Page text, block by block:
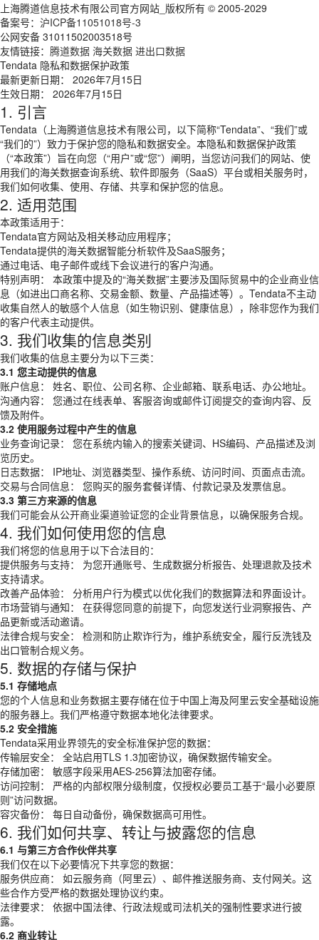
上海腾道信息技术有限公司官方网站_版权所有 © 2005-2029
备案号： 沪ICP备11051018号-3
公网安备 31011502003518号
友情链接： 腾道数据 海关数据 进出口数据
Tendata 隐私和数据保护政策
最新更新日期： 2026年7月15日
生效日期： 2026年7月15日
1. 引言
Tendata（上海腾道信息技术有限公司，以下简称“Tendata”、“我们”或
“我们的”）致力于保护您的隐私和数据安全。本隐私和数据保护政策
（“本政策”）旨在向您（“用户”或“您”）阐明，当您访问我们的网站、使
用我们的海关数据查询系统、软件即服务（SaaS）平台或相关服务时，
我们如何收集、使用、存储、共享和保护您的信息。
2. 适用范围
本政策适用于：
Tendata官方网站及相关移动应用程序；
Tendata提供的海关数据智能分析软件及SaaS服务；
通过电话、电子邮件或线下会议进行的客户沟通。
特别声明： 本政策中提及的“海关数据”主要涉及国际贸易中的企业商业信
息（如进出口商名称、交易金额、数量、产品描述等）。Tendata不主动
收集自然人的敏感个人信息（如生物识别、健康信息），除非您作为我们
的客户代表主动提供。
3. 我们收集的信息类别
我们收集的信息主要分为以下三类：
3.1 您主动提供的信息
账户信息： 姓名、职位、公司名称、企业邮箱、联系电话、办公地址。
沟通内容： 您通过在线表单、客服咨询或邮件订阅提交的查询内容、反
馈及附件。
3.2 使用服务过程中产生的信息
业务查询记录： 您在系统内输入的搜索关键词、HS编码、产品描述及浏
览历史。
日志数据： IP地址、浏览器类型、操作系统、访问时间、页面点击流。
交易与合同信息： 您购买的服务套餐详情、付款记录及发票信息。
3.3 第三方来源的信息
我们可能会从公开商业渠道验证您的企业背景信息，以确保服务合规。
4. 我们如何使用您的信息
我们将您的信息用于以下合法目的：
提供服务与支持： 为您开通账号、生成数据分析报告、处理退款及技术
支持请求。
改善产品体验： 分析用户行为模式以优化我们的数据算法和界面设计。
市场营销与通知： 在获得您同意的前提下，向您发送行业洞察报告、产
品更新或活动邀请。
法律合规与安全： 检测和防止欺诈行为，维护系统安全，履行反洗钱及
出口管制合规义务。
5. 数据的存储与保护
5.1 存储地点
您的个人信息和业务数据主要存储在位于中国上海及阿里云安全基础设施
的服务器上。我们严格遵守数据本地化法律要求。
5.2 安全措施
Tendata采用业界领先的安全标准保护您的数据：
传输层安全： 全站启用TLS 1.3加密协议，确保数据传输安全。
存储加密： 敏感字段采用AES-256算法加密存储。
访问控制： 严格的内部权限分级制度，仅授权必要员工基于“最小必要原
则”访问数据。
容灾备份： 每日自动备份，确保数据高可用性。
6. 我们如何共享、转让与披露您的信息
6.1 与第三方合作伙伴共享
我们仅在以下必要情况下共享您的数据：
服务供应商： 如云服务商（阿里云）、邮件推送服务商、支付网关。这
些合作方受严格的数据处理协议约束。
法律要求： 依据中国法律、行政法规或司法机关的强制性要求进行披
露。
6.2 商业转让